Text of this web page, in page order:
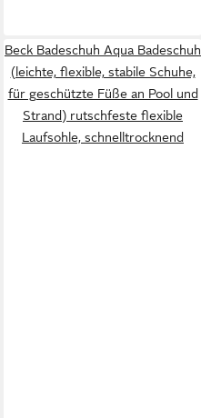
Beck Badeschuh Aqua Badeschuh
(leichte, flexible, stabile Schuhe,
für geschützte Füße an Pool und
Strand) rutschfeste flexible
Laufsohle, schnelltrocknend